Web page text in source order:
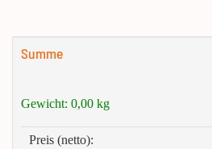
Summe
Gewicht: 0,00 kg
Preis (netto):